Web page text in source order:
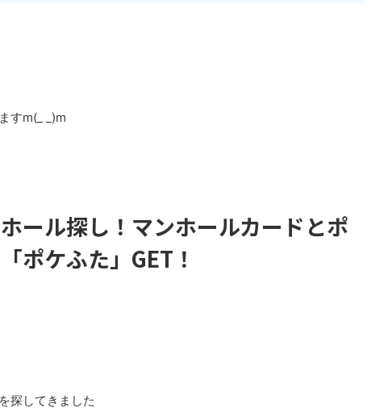
すm(_ _)m
ール探し！マンホールカードとポ
ポケふた」GET！
探してきました